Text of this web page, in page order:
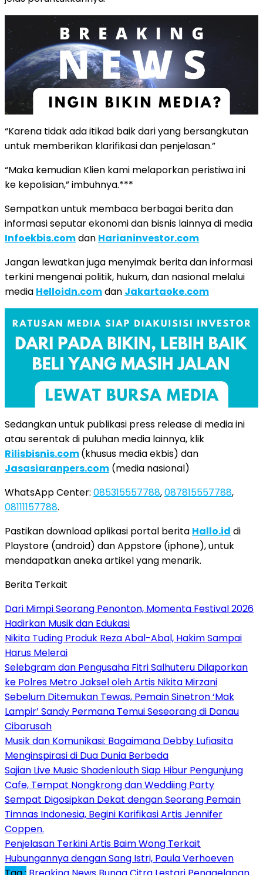
“Karena tidak ada itikad baik dari yang bersangkutan
untuk memberikan klarifikasi dan penjelasan.”
“Maka kemudian Klien kami melaporkan peristiwa ini
ke kepolisian,” imbuhnya.***
Sempatkan untuk membaca berbagai berita dan
informasi seputar ekonomi dan bisnis lainnya di media
Infoekbis.comdan Harianinvestor.com
Jangan lewatkan juga menyimak berita dan informasi
terkini mengenai politik, hukum, dan nasional melalui
media Helloidn.comdan Jakartaoke.com
Sedangkan untuk publikasi press release di media ini
atau serentak di puluhan media lainnya, klik
Rilisbisnis.com(khusus media ekbis) dan
Jasasiaranpers.com (media nasional)
WhatsApp Center: 085315557788,087815557788,
08111157788.
Pastikan download aplikasi portal berita Hallo.id di
Playstore (android) dan Appstore (iphone), untuk
mendapatkan aneka artikel yang menarik.
Berita Terkait
Dari Mimpi Seorang Penonton, Momenta Festival 2026
Hadirkan Musik dan Edukasi
Nikita Tuding Produk Reza Abal-Abal, Hakim Sampai
Harus Melerai
Selebgram dan Pengusaha Fitri Salhuteru Dilaporkan
ke Polres Metro Jaksel oleh Artis Nikita Mirzani
Sebelum Ditemukan Tewas, Pemain Sinetron ‘Mak
Lampir’ Sandy Permana Temui Seseorang di Danau
Cibarusah
Musik dan Komunikasi: Bagaimana Debby Lufiasita
Menginspirasi di Dua Dunia Berbeda
Sajian Live Music Shadenlouth Siap Hibur Pengunjung
Cafe, Tempat Nongkrong dan Weddiing Party
Sempat Digosipkan Dekat dengan Seorang Pemain
Timnas Indonesia, Begini Karifikasi Artis Jennifer
Coppen.
Penjelasan Terkini Artis Baim Wong Terkait
Hubungannya dengan Sang Istri, Paula Verhoeven